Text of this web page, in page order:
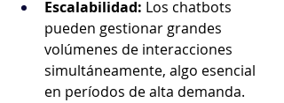
Escalabilidad: Los chatbots
pueden gestionar grandes
volúmenes de interacciones
simultáneamente, algo esencial
en períodos de alta demanda.